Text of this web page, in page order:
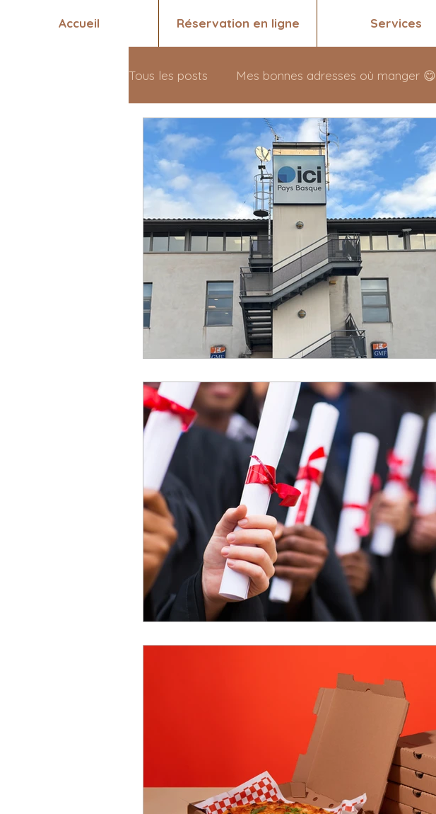
Accueil Réservation en ligne Services
Tous les posts Mes bonnes adresses où manger 😋
Santé 💖 Qui suis-je ? 🤗